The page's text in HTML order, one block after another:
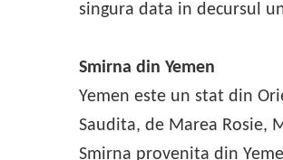
singura data in decursul
Smirna din Yemen
Yemen este un stat din
Saudita, de Marea Rosie,
Smirna provenita din